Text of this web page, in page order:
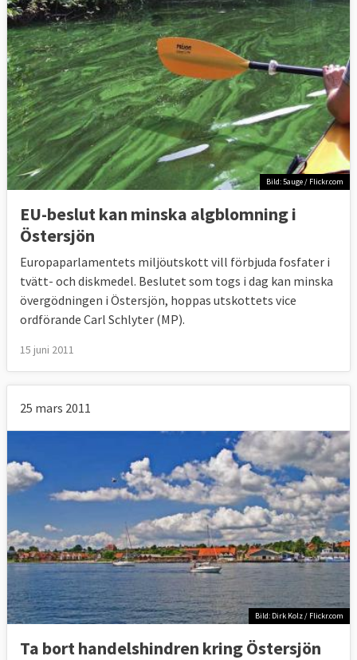
Bild: 5auge / Flickr.com
EU-beslut kan minska algblomning i
Östersjön
Europaparlamentets miljöutskott vill förbjuda fosfater i
tvätt- och diskmedel. Beslutet som togs i dag kan minska
övergödningen i Östersjön, hoppas utskottets vice
ordförande Carl Schlyter (MP).
15 juni 2011
25 mars 2011
Bild: Dirk Kolz / Flickr.com
Ta bort handelshindren kring Östersjön